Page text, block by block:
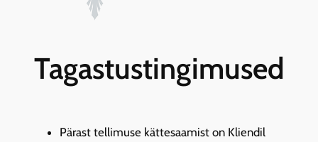
Tagastustingimused
Pärast tellimuse kättesaamist on Kliendil